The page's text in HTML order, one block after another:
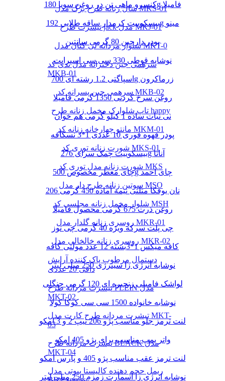
شال زنانه طرح برگ مدل MKS-01
تیشرت طرح jack مدل MKJ-01
شلوار مردانه لی کتان مدل MKT-0
سرهمی جین دخترانه مدل تدی کد
MKB-01
سرهمی جین پسرانه کد MKB-02
تاپ شلوارک مخمل زنانه طرح happy
مانتو چهارخانه زنانه کد MKM-01
شورت زنانه توری کد MKS-01
شورت زنانه مدل توری کد MKS
سوتین زنانه طرح دار مدل MSO
شلوار مخمل زنانه مجلسی کد MSH
روسری زنانه گلدار مدل MKR-01
روسری زنانه خالخالی مدل MKR-02
دستمال مرطوب پاک کننده آرایش
دافی 20 عددی
تیشرت مردانه طرح PLEIN مدل
MKT-02
تیشرت مردانه طرح کارت مدل MKT-
03
تیشرت مردانه طرح BLACK مدل
MKT-04
ریمل حجم دهنده کالیستا بیوتی مدل
کنسرو ماهی تن در روغن سویا 180g فامیلا
بیسکوییت کرمدار ساقه طلایی 192g مینو
پودر دارچین 80 گرمی سانتین
نوشابه قوطی 330 سی سی اسپرایت
اسپاگتی 1.2 رشته ای 700g زرماکرون
روغن سرخ کردنی 1350 گرمی فامیلا
نی نبات ساده 1 کیلو گرمی هم خوان
پودر قهوه فوری 10 عددی 1*3 نسکافه
بیسکوییت چمک سرای 276g آناتا
چای معطر مخصوص 500g چای احمد
نان یوفکا مثلثی نیمه آماده 450 گرمی 206
روغن ذرت 675 گرمی محصول فامیلا
چی پلت سرکه ویژه 40 گرمی چی توز
کافه میکس 1*3بسته 12 عدد مولتی کافه
نوشابه انرژی زا سینرژی 250 میلی لیتر
لواشک فامیلی زنجیره ای 120 گرمی جنگلی
نوشابه خانواده 1500 سی سی کوکا کولا
لنت ترمز جلو مناسب پژو 206 تیپ 2 و 3 امکو
واتر پمپ مناسب برای پژو 405 امکو
لنت ترمز عقب مناسب پژو 405 و پارس امکو
نوشابه انرژی زا اسمارت زمزم 250 میلی لیتر